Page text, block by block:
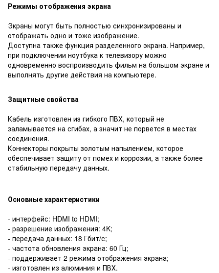
Режимы отображения экрана
Экраны могут быть полностью синхронизированы и
отображать одно и тоже изображение.
Доступна также функция разделенного экрана. Например,
при подключении ноутбука к телевизору можно
одновременно воспроизводить фильм на большом экране и
выполнять другие действия на компьютере.
Защитные свойства
Кабель изготовлен из гибкого ПВХ, который не
заламывается на сгибах, а значит не порвется в местах
соединения.
Коннекторы покрыты золотым напылением, которое
обеспечивает защиту от помех и коррозии, а также более
стабильную передачу данных.
Основные характеристики
- интерфейс: HDMI to HDMI;
- разрешение изображения: 4K;
- передача данных: 18 Гбит/с;
- частота обновления экрана: 60 Гц;
- поддерживает 2 режима отображения экрана;
- изготовлен из алюминия и ПВХ.